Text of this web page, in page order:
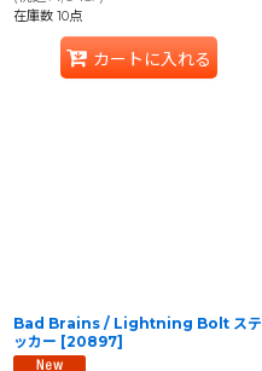
在庫数 10点
カートに入れる
Bad Brains / Lightning Bolt ステ
ッカー [20897]